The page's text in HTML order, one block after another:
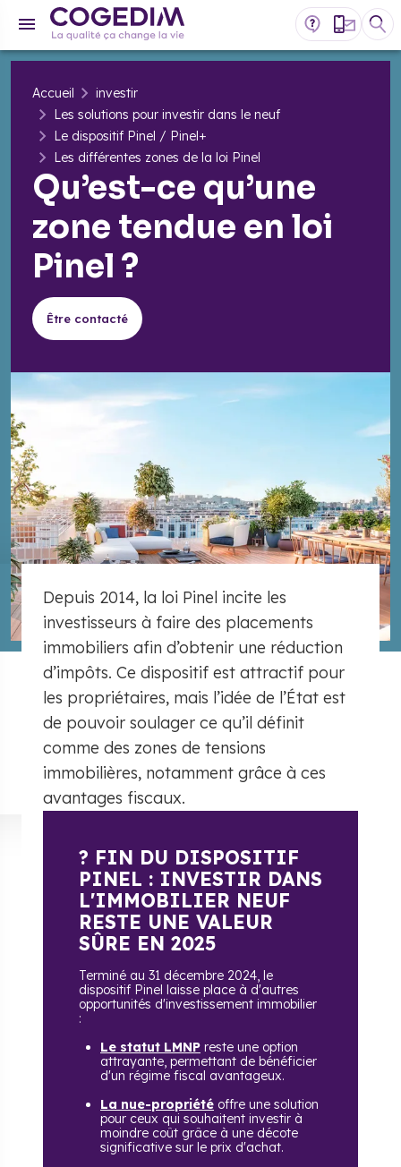
Accueil
investir
Les solutions pour investir dans le neuf
Le dispositif Pinel / Pinel+
Les différentes zones de la loi Pinel
Qu’est-ce qu’une
zone tendue en loi
Pinel ?
Être contacté
Depuis 2014, la loi Pinel incite les
investisseurs à faire des placements
immobiliers afin d’obtenir une réduction
d’impôts. Ce dispositif est attractif pour
les propriétaires, mais l’idée de l’État est
de pouvoir soulager ce qu’il définit
comme des zones de tensions
immobilières, notamment grâce à ces
avantages fiscaux.
? FIN DU DISPOSITIF
PINEL : INVESTIR DANS
L'IMMOBILIER NEUF
RESTE UNE VALEUR
SÛRE EN 2025
Terminé au 31 décembre 2024, le
dispositif Pinel laisse place à d'autres
opportunités d'investissement immobilier
:
Le statut LMNP reste une option
attrayante, permettant de bénéficier
d'un régime fiscal avantageux.
La nue-propriété offre une solution
pour ceux qui souhaitent investir à
moindre coût grâce à une décote
significative sur le prix d'achat.